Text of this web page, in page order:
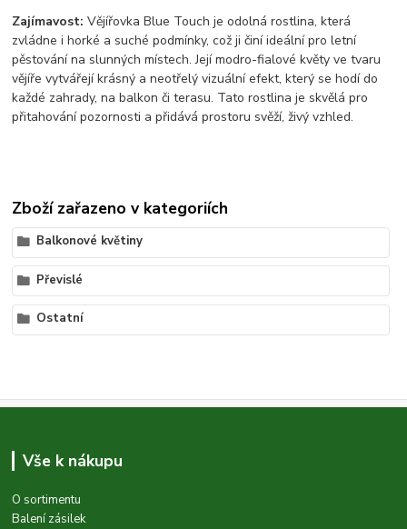
Zajímavost: Vějířovka Blue Touch je odolná rostlina, která
zvládne i horké a suché podmínky, což ji činí ideální pro letní
pěstování na slunných místech. Její modro-fialové květy ve tvaru
vějíře vytvářejí krásný a neotřelý vizuální efekt, který se hodí do
každé zahrady, na balkon či terasu. Tato rostlina je skvělá pro
přitahování pozornosti a přidává prostoru svěží, živý vzhled.
Zboží zařazeno v kategoriích
Balkonové květiny
Převislé
Ostatní
Vše k nákupu
O sortimentu
Balení zásilek